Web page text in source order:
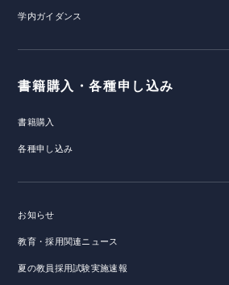
学内ガイダンス
書籍購入・各種申し込み
書籍購入
各種申し込み
お知らせ
教育・採用関連ニュース
夏の教員採用試験実施速報